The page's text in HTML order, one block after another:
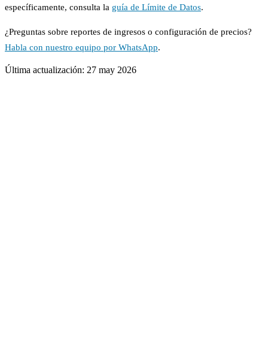
específicamente, consulta la guía de Límite de Datos.
¿Preguntas sobre reportes de ingresos o configuración de precios?
Habla con nuestro equipo por WhatsApp.
Última actualización: 27 may 2026